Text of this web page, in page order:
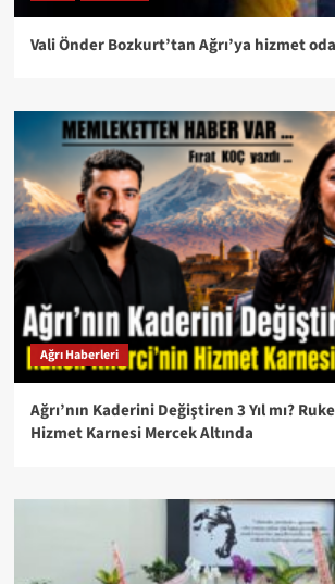
Vali Önder Bozkurt’tan Ağrı’ya hizmet
Ağrı Haberleri
Ağrı’nın Kaderini Değiştiren 3 Yıl mı?
Hizmet Karnesi Mercek Altında